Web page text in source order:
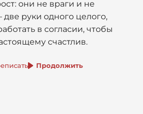
они не враги и не
руки одного целого,
в согласии, чтобы
счастлив.
Продолжить